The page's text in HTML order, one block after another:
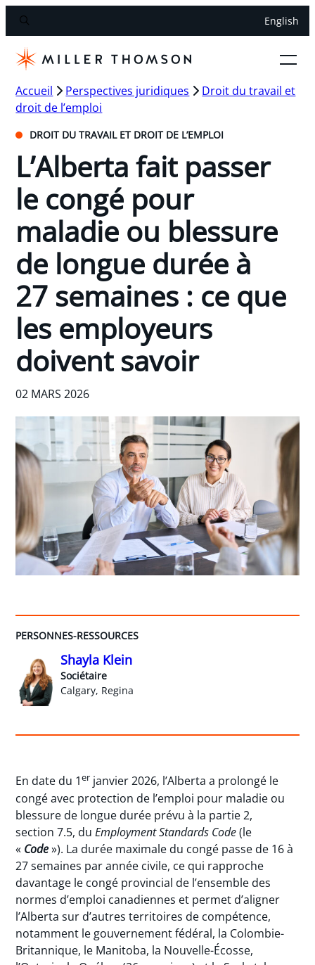
English
Accueil Perspectives juridiques
Droit du travail et
droit de l’emploi
DROIT DU TRAVAIL ET DROIT DE L’EMPLOI
L’Alberta fait passer
le congé pour
maladie ou blessure
de longue durée à
27 semaines : ce que
les employeurs
doivent savoir
02 MARS 2026
PERSONNES-RESSOURCES
Shayla Klein
Sociétaire
Calgary, Regina
En date du 1er janvier 2026, l’Alberta a prolongé le
congé avec protection de l’emploi pour maladie ou
blessure de longue durée prévu à la partie 2,
section 7.5, duEmployment Standards Code(le
« Code»). La durée maximale du congé passe de 16 à
27 semaines par année civile, ce qui rapproche
davantage le congé provincial de l’ensemble des
normes d’emploi canadiennes et permet d’aligner
l’Alberta sur d’autres territoires de compétence,
notamment le gouvernement fédéral, la Colombie-
Britannique, le Manitoba, la Nouvelle-Écosse,